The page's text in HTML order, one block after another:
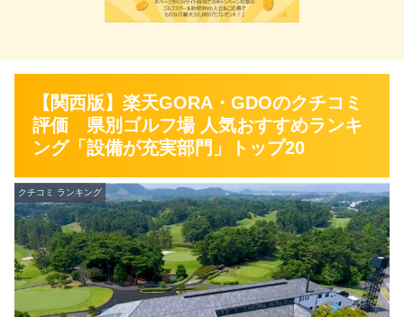
【関西版】楽天GORA・GDOのクチコミ
評価 県別ゴルフ場 人気おすすめランキ
ング「設備が充実部門」トップ20
クチコミ ランキング